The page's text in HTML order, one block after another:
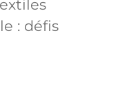
: défis